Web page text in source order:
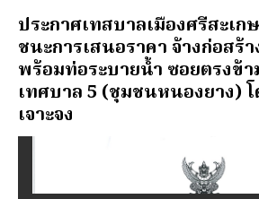
ประกาศเทสบาลเมืองศรีสะเก
ชนะการเสนอราคา จ้างก่อสร้
พร้อมท่อระบายน้ำ ซอยตรงข้า
เทศบาล 5 (ชุมชนหนองยาง)
เจาะจง